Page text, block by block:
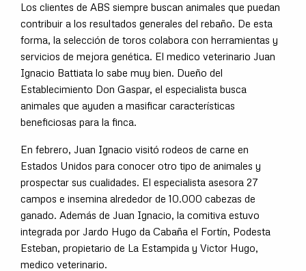
Los clientes de ABS siempre buscan animales que puedan
contribuir a los resultados generales del rebaño. De esta
forma, la selección de toros colabora con herramientas y
servicios de mejora genética. El medico veterinario Juan
Ignacio Battiata lo sabe muy bien. Dueño del
Establecimiento Don Gaspar, el especialista busca
animales que ayuden a masificar características
beneficiosas para la finca.
En febrero, Juan Ignacio visitó rodeos de carne en
Estados Unidos para conocer otro tipo de animales y
prospectar sus cualidades. El especialista asesora 27
campos e insemina alrededor de 10.000 cabezas de
ganado. Además de Juan Ignacio, la comitiva estuvo
integrada por Jardo Hugo da Cabaña el Fortín, Podesta
Esteban, propietario de La Estampida y Victor Hugo,
medico veterinario.